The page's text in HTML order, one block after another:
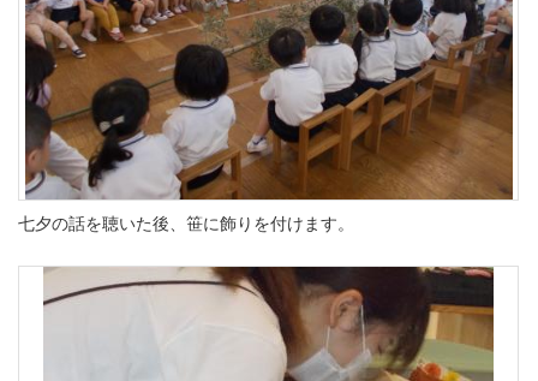
七夕の話を聴いた後、笹に飾りを付けます。